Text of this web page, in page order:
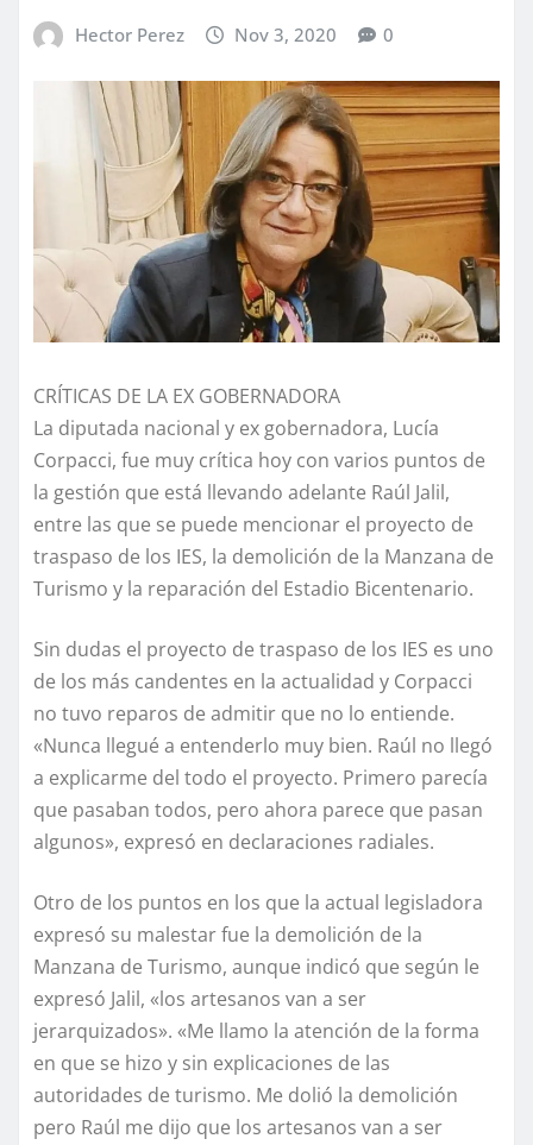
Hector Perez Nov 3, 2020 0
CRÍTICAS DE LA EX GOBERNADORA
La diputada nacional y ex gobernadora, Lucía
Corpacci, fue muy crítica hoy con varios puntos de
la gestión que está llevando adelante Raúl Jalil,
entre las que se puede mencionar el proyecto de
traspaso de los IES, la demolición de la Manzana de
Turismo y la reparación del Estadio Bicentenario.
Sin dudas el proyecto de traspaso de los IES es uno
de los más candentes en la actualidad y Corpacci
no tuvo reparos de admitir que no lo entiende.
«Nunca llegué a entenderlo muy bien. Raúl no llegó
a explicarme del todo el proyecto. Primero parecía
que pasaban todos, pero ahora parece que pasan
algunos», expresó en declaraciones radiales.
Otro de los puntos en los que la actual legisladora
expresó su malestar fue la demolición de la
Manzana de Turismo, aunque indicó que según le
expresó Jalil, «los artesanos van a ser
jerarquizados». «Me llamo la atención de la forma
en que se hizo y sin explicaciones de las
autoridades de turismo. Me dolió la demolición
pero Raúl me dijo que los artesanos van a ser